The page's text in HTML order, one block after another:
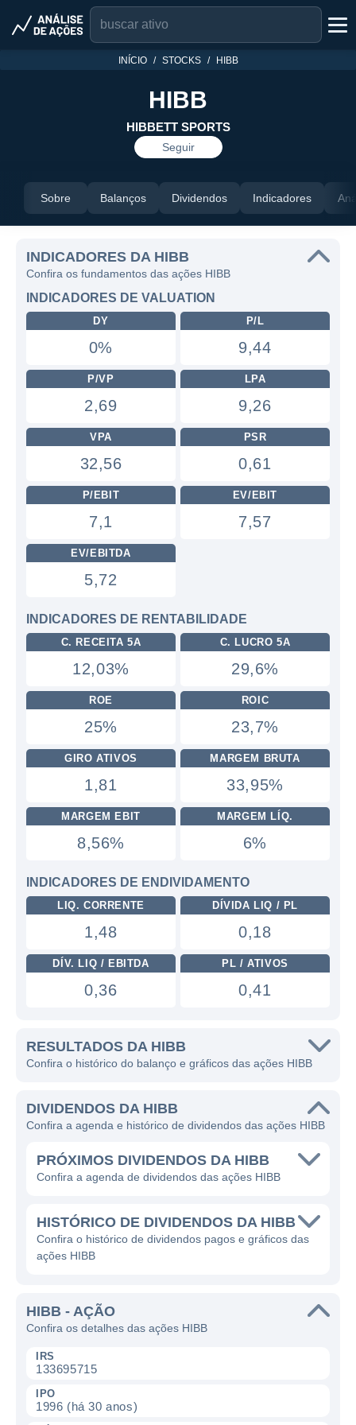
INÍCIO STOCKS HIBB
HIBB
HIBBETT SPORTS
Seguir
Sobre Balanços Dividendos Indicadores
INDICADORES DA HIBB
Confira os fundamentos das ações HIBB
INDICADORES DE VALUATION
DY
0%
P/L
9,44
P/VP
2,69
LPA
9,26
VPA
32,56
PSR
0,61
P/EBIT
7,1
EV/EBIT
7,57
EV/EBITDA
5,72
INDICADORES DE RENTABILIDADE
C. RECEITA 5A
12,03%
C. LUCRO 5A
29,6%
ROE
25%
ROIC
23,7%
GIRO ATIVOS
1,81
MARGEM BRUTA
33,95%
MARGEM EBIT
8,56%
MARGEM LÍQ.
6%
INDICADORES DE ENDIVIDAMENTO
LIQ. CORRENTE
1,48
DÍVIDA LIQ / PL
0,18
DÍV. LIQ / EBITDA
0,36
PL / ATIVOS
0,41
RESULTADOS DA HIBB
Confira o histórico do balanço e gráficos das ações HIBB
DIVIDENDOS DA HIBB
Confira a agenda e histórico de dividendos das ações HIBB
PRÓXIMOS DIVIDENDOS DA HIBB
Confira a agenda de dividendos das ações HIBB
HISTÓRICO DE DIVIDENDOS DA HIBB
Confira o histórico de dividendos pagos e gráficos das
ações HIBB
HIBB - AÇÃO
Confira os detalhes das ações HIBB
IRS
133695715
IPO
1996 (há 30 anos)